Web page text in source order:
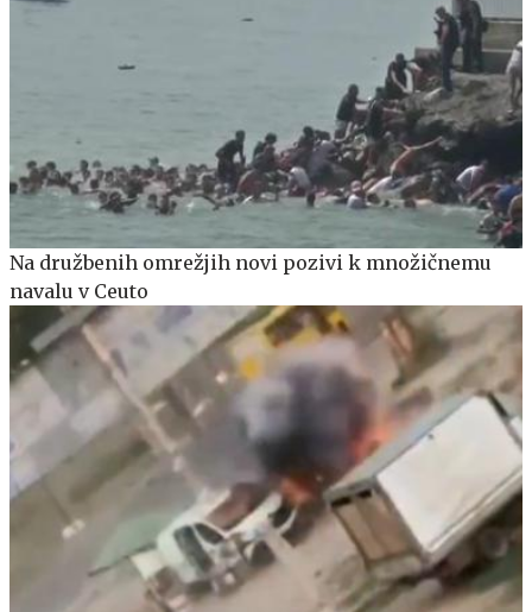
Na družbenih omrežjih novi pozivi k množičnemu
navalu v Ceuto